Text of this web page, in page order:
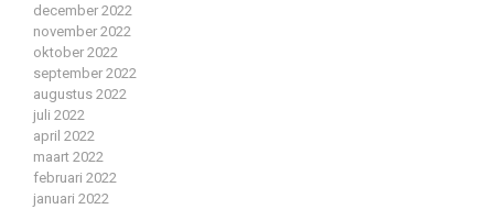
december 2022
november 2022
oktober 2022
september 2022
augustus 2022
juli 2022
april 2022
maart 2022
februari 2022
januari 2022